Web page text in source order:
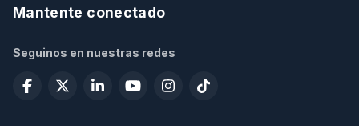
Mantente conectado
Seguinos en nuestras redes